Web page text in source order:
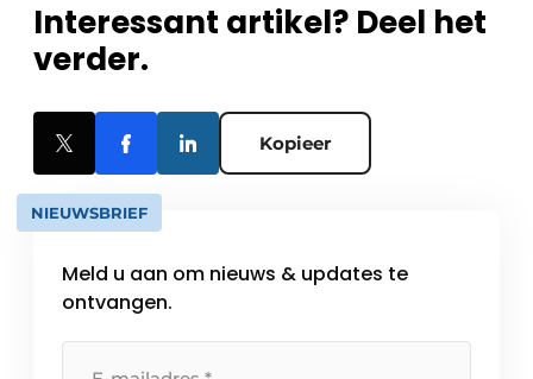
Interessant artikel? Deel het
verder.
Kopieer
NIEUWSBRIEF
Meld u aan om nieuws & updates te
ontvangen.